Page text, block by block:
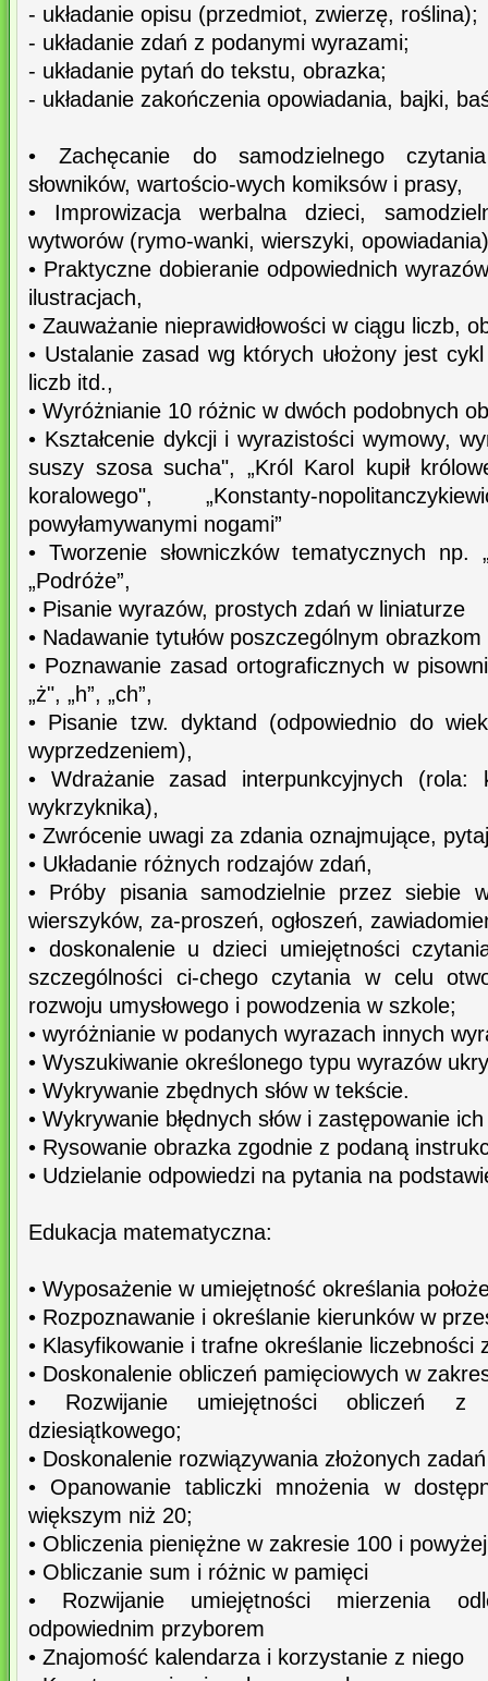
- układanie opisu (przedmiot, zwierzę, roślina);
- układanie zdań z podanymi wyrazami;
- układanie pytań do tekstu, obrazka;
- układanie zakończenia opowiadania, bajki,
• Zachęcanie do samodzielnego
słowników, wartościo-wych komiksów i prasy,
• Improwizacja werbalna dzieci,
wytworów (rymo-wanki, wierszyki,
• Praktyczne dobieranie odpowiednich
ilustracjach,
• Zauważanie nieprawidłowości w ciągu liczb,
• Ustalanie zasad wg których ułożony jest
liczb itd.,
• Wyróżnianie 10 różnic w dwóch podobnych
• Kształcenie dykcji i wyrazistości wymowy,
suszy szosa sucha", „Król Karol kupił
koralowego", „Konstanty-
powyłamywanymi nogami”
• Tworzenie słowniczków tematycznych np.
„Podróże”,
• Pisanie wyrazów, prostych zdań w liniaturze
• Nadawanie tytułów poszczególnym
• Poznawanie zasad ortograficznych w
„ż", „h”, „ch”,
• Pisanie tzw. dyktand (odpowiednio do
wyprzedzeniem),
• Wdrażanie zasad interpunkcyjnych (rola:
wykrzyknika),
• Zwrócenie uwagi za zdania oznajmujące,
• Układanie różnych rodzajów zdań,
• Próby pisania samodzielnie przez siebie
wierszyków, za-proszeń, ogłoszeń,
• doskonalenie u dzieci umiejętności
szczególności ci-chego czytania w celu
rozwoju umysłowego i powodzenia w szkole;
• wyróżnianie w podanych wyrazach innych
• Wyszukiwanie określonego typu wyrazów
• Wykrywanie zbędnych słów w tekście.
• Wykrywanie błędnych słów i zastępowanie
• Rysowanie obrazka zgodnie z podaną
• Udzielanie odpowiedzi na pytania na
Edukacja matematyczna:
• Wyposażenie w umiejętność określania
• Rozpoznawanie i określanie kierunków w
• Klasyfikowanie i trafne określanie liczebności
• Doskonalenie obliczeń pamięciowych w
• Rozwijanie umiejętności obliczeń z
dziesiątkowego;
• Doskonalenie rozwiązywania złożonych
• Opanowanie tabliczki mnożenia w
większym niż 20;
• Obliczenia pieniężne w zakresie 100 i powyżej
• Obliczanie sum i różnic w pamięci
• Rozwijanie umiejętności mierzenia
odpowiednim przyborem
• Znajomość kalendarza i korzystanie z niego